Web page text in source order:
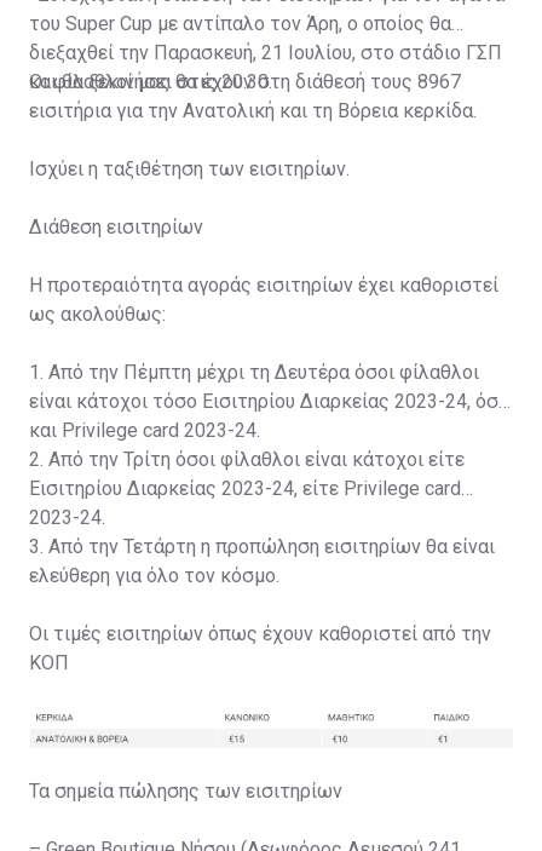
του Super Cup με αντίπαλο τον Άρη, ο οποίος θα
διεξαχθεί την Παρασκευή, 21 Ιουλίου, στο στάδιο ΓΣΠ
και θα ξεκινήσει στις 20:30.
Οι φίλαθλοί μας θα έχουν στη διάθεσή τους 8967
εισιτήρια για την Ανατολική και τη Βόρεια κερκίδα.
Ισχύει η ταξιθέτηση των εισιτηρίων.
Διάθεση εισιτηρίων
Η προτεραιότητα αγοράς εισιτηρίων έχει καθοριστεί
ως ακολούθως:
1. Από την Πέμπτη μέχρι τη Δευτέρα όσοι φίλαθλοι
είναι κάτοχοι τόσο Εισιτηρίου Διαρκείας 2023-24, όσο
και Privilege card 2023-24.
2. Από την Τρίτη όσοι φίλαθλοι είναι κάτοχοι είτε
Εισιτηρίου Διαρκείας 2023-24, είτε Privilege card
2023-24.
3. Από την Τετάρτη η προπώληση εισιτηρίων θα είναι
ελεύθερη για όλο τον κόσμο.
Οι τιμές εισιτηρίων όπως έχουν καθοριστεί από την
ΚΟΠ
Τα σημεία πώλησης των εισιτηρίων